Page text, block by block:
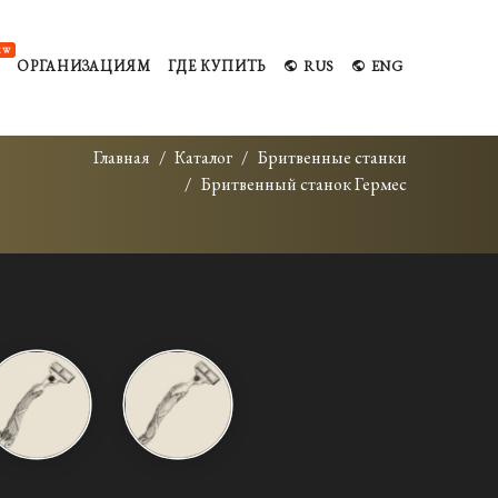
ОРГАНИЗАЦИЯМ ГДЕ КУПИТЬ RUS ENG
Главная Каталог
Бритвенные станки
Бритвенный станок Гермес